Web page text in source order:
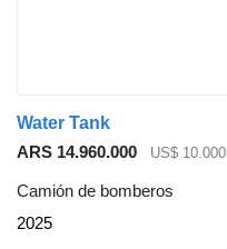
Water Tank
ARS 14.960.000
US$ 10.000
Camión de bomberos
2025